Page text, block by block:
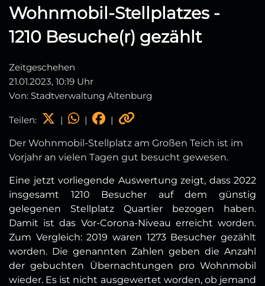
Wohnmobil-Stellplatzes -
1210 Besuche(r) gezählt
Zeitgeschehen
21.01.2023, 10:19 Uhr
Von: Stadtverwaltung Altenburg
Teilen: | | |
Der Wohnmobil-Stellplatz am Großen Teich ist im
Vorjahr an vielen Tagen gut besucht gewesen.
Eine jetzt vorliegende Auswertung zeigt, dass 2022
insgesamt 1210 Besucher auf dem günstig
gelegenen Stellplatz Quartier bezogen haben.
Damit ist das Vor-Corona-Niveau erreicht worden.
Zum Vergleich: 2019 waren 1273 Besucher gezählt
worden. Die genannten Zahlen geben die Anzahl
der gebuchten Übernachtungen pro Wohnmobil
wieder. Es ist nicht ausgewertet worden, ob jemand